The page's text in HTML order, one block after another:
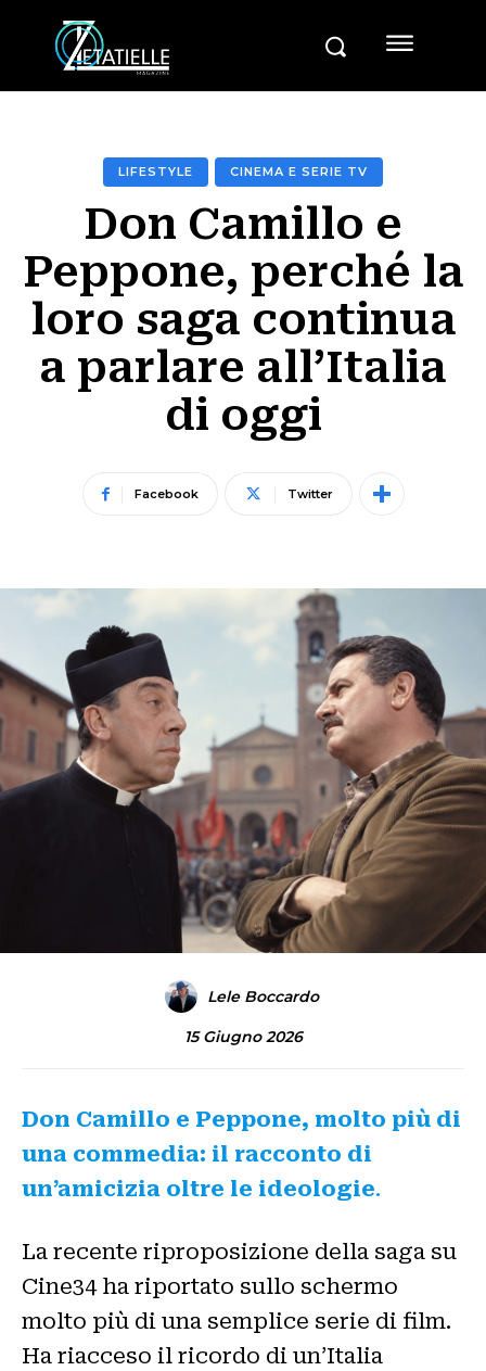
LIFESTYLE CINEMA E SERIE TV
Don Camillo e
Peppone, perché la
loro saga continua
a parlare all’Italia
di oggi
Facebook Twitter
Lele Boccardo
15 Giugno 2026
Don Camillo e Peppone, molto più di
una commedia: il racconto di
un’amicizia oltre le ideologie.
La recente riproposizione della saga su
Cine34 ha riportato sullo schermo
molto più di una semplice serie di film.
Ha riacceso il ricordo di un’Italia